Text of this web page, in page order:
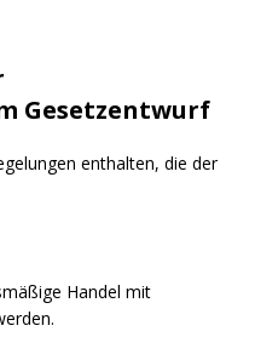
Gesetzentwurf
enthalten, die der
Handel mit